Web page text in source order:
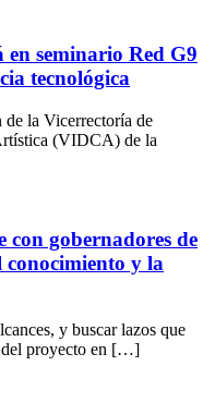
seminario Red G9
tecnológica
la Vicerrectoría de
(VIDCA) de la
con gobernadores de
conocimiento y la
y buscar lazos que
del proyecto en […]